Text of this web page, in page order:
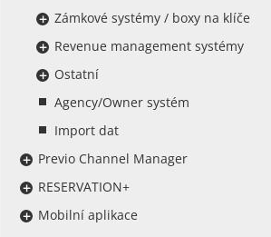
Zámkové systémy / boxy na klíče
Revenue management systémy
Ostatní
Agency/Owner systém
Import dat
Previo Channel Manager
RESERVATION+
Mobilní aplikace